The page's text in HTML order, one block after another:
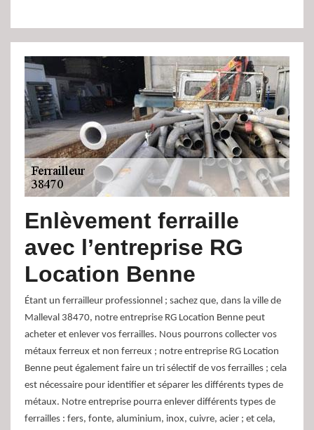
Enlèvement ferraille
avec l’entreprise RG
Location Benne
Étant un ferrailleur professionnel ; sachez que, dans la ville de
Malleval 38470, notre entreprise RG Location Benne peut
acheter et enlever vos ferrailles. Nous pourrons collecter vos
métaux ferreux et non ferreux ; notre entreprise RG Location
Benne peut également faire un tri sélectif de vos ferrailles ; cela
est nécessaire pour identifier et séparer les différents types de
métaux. Notre entreprise pourra enlever différents types de
ferrailles : fers, fonte, aluminium, inox, cuivre, acier ; et cela,